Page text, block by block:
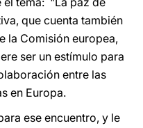
que cuenta también
la Comisión europea,
ser un estímulo para
entre las
en Europa.
ese encuentro, y le